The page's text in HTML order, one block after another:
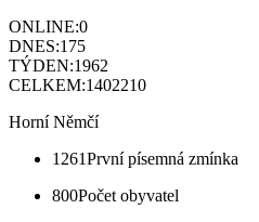
ONLINE:0
DNES:175
TÝDEN:1962
CELKEM:1402210
Horní Němčí
1261První písemná zmínka
800Počet obyvatel